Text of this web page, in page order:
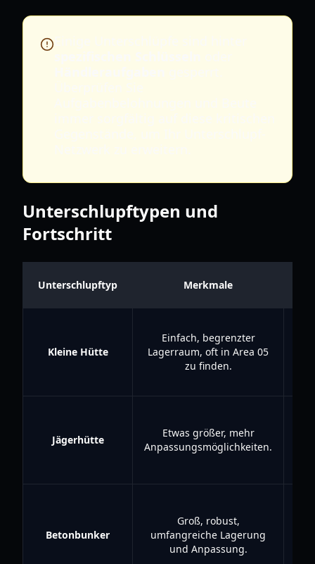
Unterschlupftypen und
Fortschritt
Unterschlupftyp Merkmale
Kleine Hütte
Einfach, begrenzter
Lagerraum, oft in Area 05
zu finden.
Jägerhütte
Etwas größer, mehr
Anpassungsmöglichkeiten.
Betonbunker
Groß, robust,
umfangreiche Lagerung
und Anpassung.